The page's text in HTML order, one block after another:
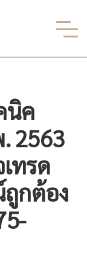
นิค
2563
ทรด
กต้อง